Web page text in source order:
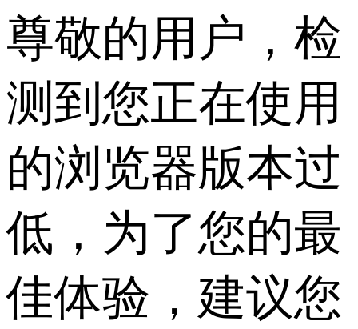
尊敬的用户，检
测到您正在使用
的浏览器版本过
低，为了您的最
佳体验，建议您